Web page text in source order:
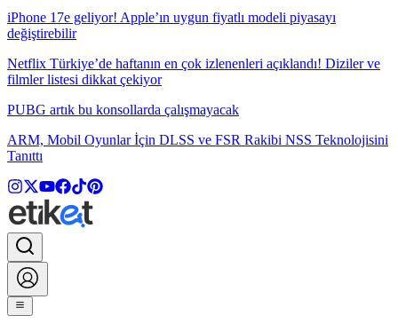
iPhone 17e geliyor! Apple’ın uygun fiyatlı modeli piyasayı
değiştirebilir
Netflix Türkiye’de haftanın en çok izlenenleri açıklandı! Diziler ve
filmler listesi dikkat çekiyor
PUBG artık bu konsollarda çalışmayacak
ARM, Mobil Oyunlar İçin DLSS ve FSR Rakibi NSS Teknolojisini
Tanıttı